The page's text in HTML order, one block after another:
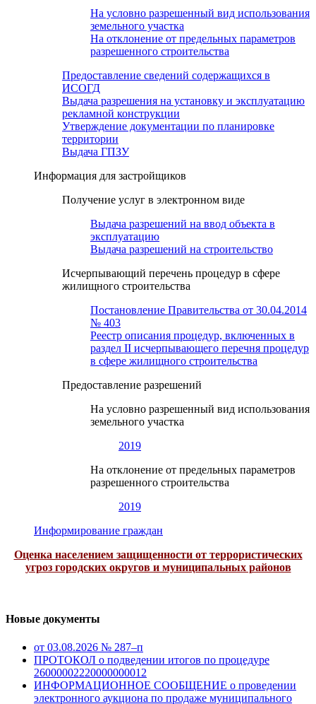
На условно разрешенный вид использования
земельного участка
На отклонение от предельных параметров
разрешенного строительства
Предоставление сведений содержащихся в
ИСОГД
Выдача разрешения на установку и эксплуатацию
рекламной конструкции
Утверждение документации по планировке
территории
Выдача ГПЗУ
Информация для застройщиков
Получение услуг в электронном виде
Выдача разрешений на ввод объекта в
эксплуатацию
Выдача разрешений на строительство
Исчерпывающий перечень процедур в сфере
жилищного строительства
Постановление Правительства от 30.04.2014
№ 403
Реестр описания процедур, включенных в
раздел II исчерпывающего перечня процедур
в сфере жилищного строительства
Предоставление разрешений
На условно разрешенный вид использования
земельного участка
2019
На отклонение от предельных параметров
разрешенного строительства
2019
Информирование граждан
Оценка населением защищенности от террористических
угроз городских округов и муниципальных районов
Новые документы
от 03.08.2026 № 287–п
ПРОТОКОЛ о подведении итогов по процедуре
26000002220000000012
ИНФОРМАЦИОННОЕ СООБЩЕНИЕ о проведении
электронного аукциона по продаже муниципального